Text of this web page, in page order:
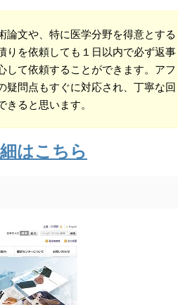
論文や、特に医学分野を得意とする
りを依頼しても１日以内で必ず返事
して依頼することができます。アフ
疑問点もすぐに対応され、丁寧な回
ると思います。
はこちら